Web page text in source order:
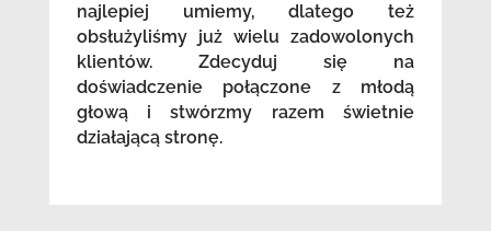
najlepiej umiemy, dlatego też
obsłużyliśmy już wielu zadowolonych
klientów. Zdecyduj się na
doświadczenie połączone z młodą
głową i stwórzmy razem świetnie
działającą stronę.